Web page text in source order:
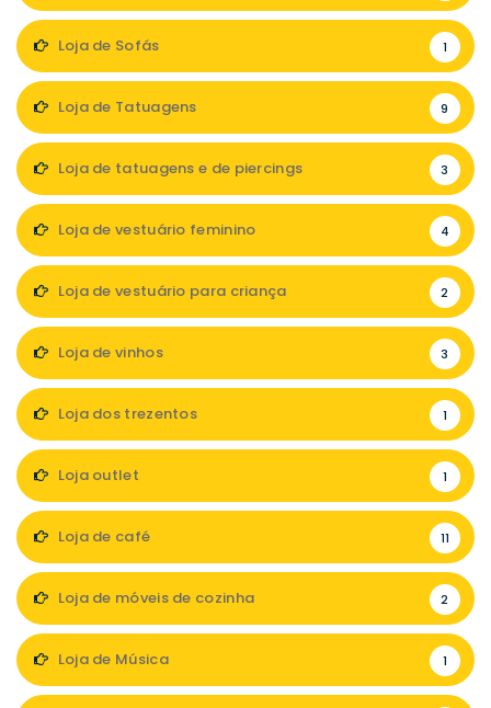
Loja de Sofás 1
Loja de Tatuagens 9
Loja de tatuagens e de piercings 3
Loja de vestuário feminino 4
Loja de vestuário para criança 2
Loja de vinhos 3
Loja dos trezentos 1
Loja outlet 1
Loja de café 11
Loja de móveis de cozinha 2
Loja de Música 1